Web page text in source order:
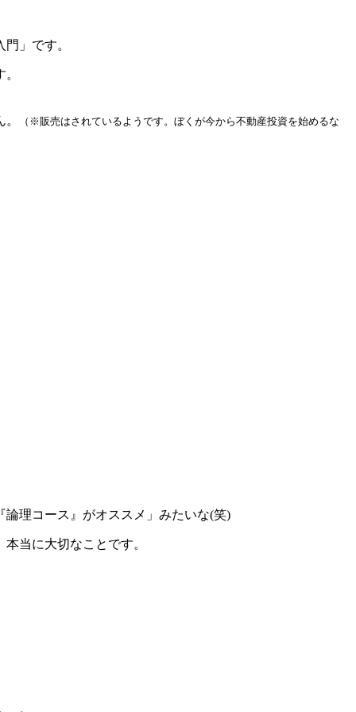
」です。
（※販売はされているようです。ぼくが今から不動産投資を始めるな
理コース』がオススメ」みたいな(笑)
当に大切なことです。